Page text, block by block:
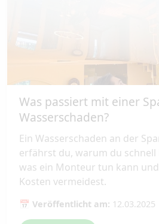
Was passiert mit einer
Wasserschaden?
Ein Wasserschaden an der
erfährst du, warum du
was ein Monteur tun kann
Kosten vermeidest.
📅 Veröffentlicht am: 12.03.2025